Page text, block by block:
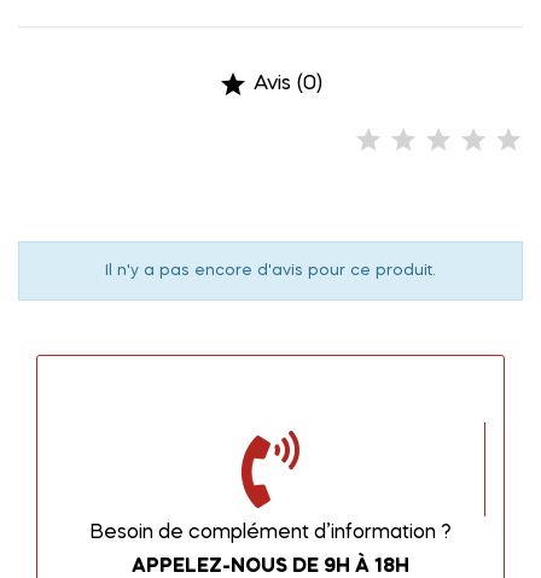
 Avis (0)
Il n'y a pas encore d'avis pour ce produit.
Besoin de complément d’information ?
APPELEZ-NOUS DE 9H À 18H